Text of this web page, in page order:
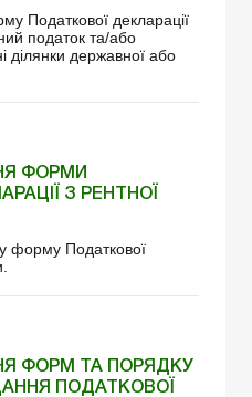
Податкової декларації
податок та/або
ділянки державної або
ФОРМИ
З РЕНТНОЇ
форму Податкової
ФОРМ ТА ПОРЯДКУ
ПОДАТКОВОЇ